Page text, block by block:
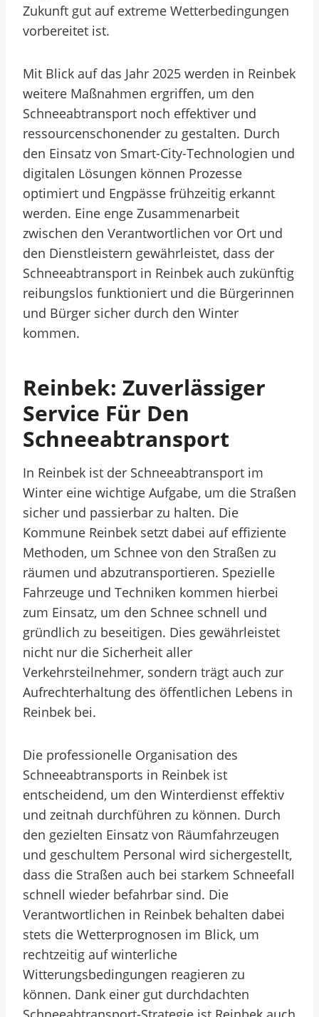
Zukunft gut auf extreme Wetterbedingungen
vorbereitet ist.
Mit Blick auf das Jahr 2025 werden in Reinbek
weitere Maßnahmen ergriffen, um den
Schneeabtransport noch effektiver und
ressourcenschonender zu gestalten. Durch
den Einsatz von Smart-City-Technologien und
digitalen Lösungen können Prozesse
optimiert und Engpässe frühzeitig erkannt
werden. Eine enge Zusammenarbeit
zwischen den Verantwortlichen vor Ort und
den Dienstleistern gewährleistet, dass der
Schneeabtransport in Reinbek auch zukünftig
reibungslos funktioniert und die Bürgerinnen
und Bürger sicher durch den Winter
kommen.
Reinbek: Zuverlässiger
Service Für Den
Schneeabtransport
In Reinbek ist der Schneeabtransport im
Winter eine wichtige Aufgabe, um die Straßen
sicher und passierbar zu halten. Die
Kommune Reinbek setzt dabei auf effiziente
Methoden, um Schnee von den Straßen zu
räumen und abzutransportieren. Spezielle
Fahrzeuge und Techniken kommen hierbei
zum Einsatz, um den Schnee schnell und
gründlich zu beseitigen. Dies gewährleistet
nicht nur die Sicherheit aller
Verkehrsteilnehmer, sondern trägt auch zur
Aufrechterhaltung des öffentlichen Lebens in
Reinbek bei.
Die professionelle Organisation des
Schneeabtransports in Reinbek ist
entscheidend, um den Winterdienst effektiv
und zeitnah durchführen zu können. Durch
den gezielten Einsatz von Räumfahrzeugen
und geschultem Personal wird sichergestellt,
dass die Straßen auch bei starkem Schneefall
schnell wieder befahrbar sind. Die
Verantwortlichen in Reinbek behalten dabei
stets die Wetterprognosen im Blick, um
rechtzeitig auf winterliche
Witterungsbedingungen reagieren zu
können. Dank einer gut durchdachten